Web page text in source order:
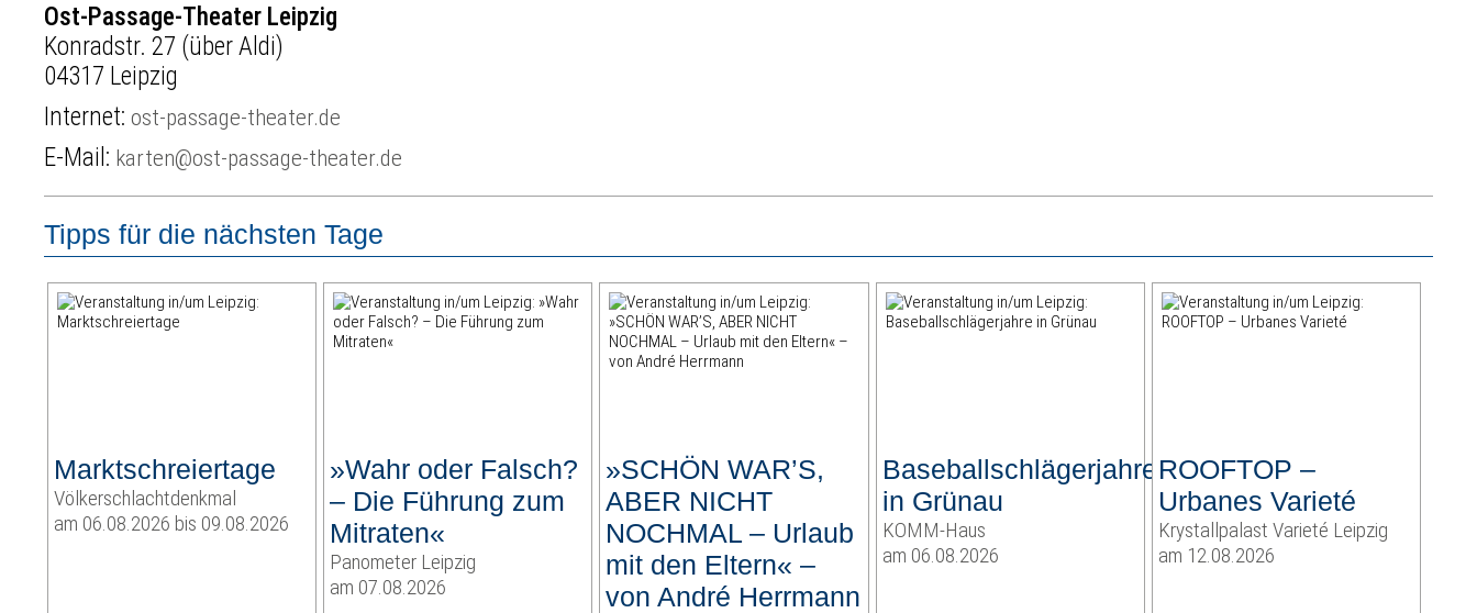
Ost-Passage-Theater Leipzig
Konradstr. 27 (über Aldi)
04317 Leipzig
Internet:ost-passage-theater.de
E-Mail: karten@ost-passage-theater.de
Tipps für die nächsten Tage
Marktschreiertage
Völkerschlachtdenkmal
am 06.08.2026 bis 09.08.2026
»Wahr oder Falsch?
– Die Führung zum
Mitraten«
Panometer Leipzig
am 07.08.2026
»SCHÖN WAR’S,
ABER NICHT
NOCHMAL – Urlaub
mit den Eltern« –
von André Herrmann
Baseballschlägerjahre
in Grünau
KOMM-Haus
am 06.08.2026
ROOFTOP –
Urbanes Varieté
Krystallpalast Varieté Leipzig
am 12.08.2026